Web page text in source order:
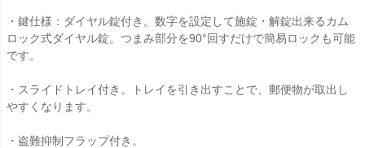
・鍵仕様：ダイヤル錠付き。数字を設定して施錠・解錠出来るカム
ロック式ダイヤル錠。つまみ部分を90°回すだけで簡易ロックも可能
です。
・スライドトレイ付き。トレイを引き出すことで、郵便物が取出し
やすくなります。
・盗難抑制フラップ付き。